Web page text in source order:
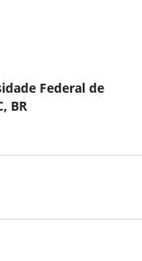
Federal de
BR